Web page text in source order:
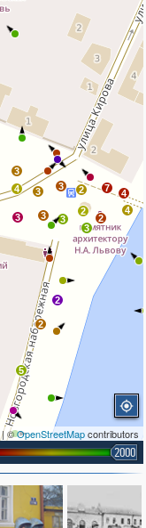
4
4
7
3 2
3
4
3 3
3
3
2
2
2
2
5
3
| ©OpenStreetMapcontributors
2000